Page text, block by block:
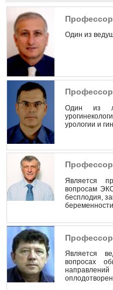
Один из
Один из
урологии и
Является
вопросам
бесплодия,
Является
вопросах